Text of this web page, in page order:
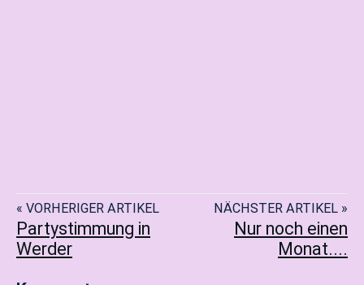
« VORHERIGER ARTIKEL
Partystimmung in
Werder
NÄCHSTER ARTIKEL »
Nur noch einen
Monat....